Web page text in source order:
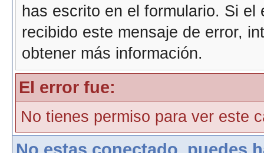
has escrito en el formulario. Si
recibido este mensaje de error,
obtener más información.
El error fue:
No tienes permiso para ver este